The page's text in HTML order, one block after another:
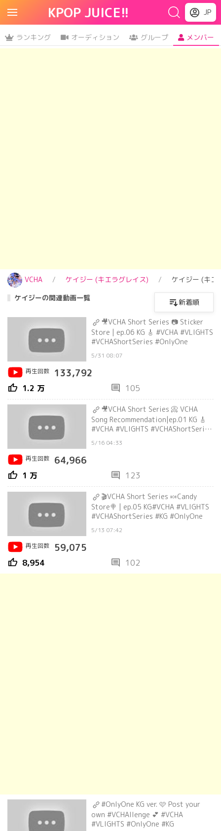
KPOP JUICE!! JP
ランキング オーディション グループ メンバー
VCHA ケイジー (キエラグレイス)
ケイジー (キエ
ケイジーの関連動画一覧
新着順
🎥VCHA Short Series 📷 Sticker
Store | ep.06 KG 🎸 #VCHA #VLIGHTS
#VCHAShortSeries #OnlyOne
5/31 08:07
再生回数
133,792
thumb_up 1.2 万 comment 105
🎥VCHA Short Series 📀 VCHA
Song Recommendation|ep.01 KG 🎸
#VCHA #VLIGHTS #VCHAShortSeries
5/16 04:33
再生回数
64,966
thumb_up 1 万 comment 123
🎬VCHA Short Series 🍬Candy
Store🍭 | ep.05 KG#VCHA #VLIGHTS
#VCHAShortSeries #KG #OnlyOne
5/13 07:42
再生回数
59,075
thumb_up 8,954 comment 102
#OnlyOne KG ver. 🩷 Post your
own #VCHAllenge 💕 #VCHA
#VLIGHTS #OnlyOne #KG